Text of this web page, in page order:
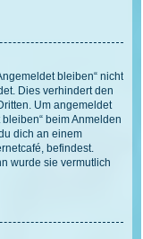
bleiben“ nicht
Dies verhindert den
Um angemeldet
beim Anmelden
dich an einem
befindest.
wurde sie vermutlich